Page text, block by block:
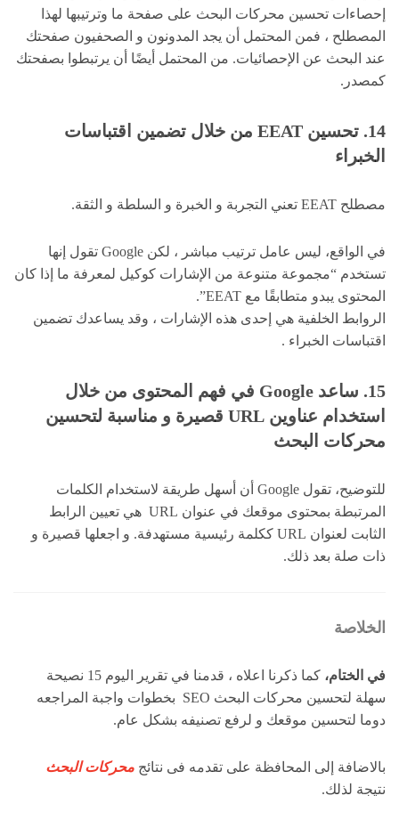
إحصاءات تحسين محركات البحث على صفحة ما وترتيبها لهذا
المصطلح ، فمن المحتمل أن يجد المدونون و الصحفيون صفحتك
عند البحث عن الإحصائيات. من المحتمل أيضًا أن يرتبطوا بصفحتك
كمصدر.
14. تحسين EEAT من خلال تضمين اقتباسات
الخبراء
مصطلح EEAT تعني التجربة و الخبرة و السلطة و الثقة.
في الواقع، ليس عامل ترتيب مباشر ، لكن Google تقول إنها
تستخدم “مجموعة متنوعة من الإشارات كوكيل لمعرفة ما إذا كان
المحتوى يبدو متطابقًا مع EEAT”.
الروابط الخلفية هي إحدى هذه الإشارات ، وقد يساعدك تضمين
اقتباسات الخبراء .
15. ساعد Google في فهم المحتوى من خلال
استخدام عناوين URL قصيرة و مناسبة لتحسين
محركات البحث
للتوضيح، تقول Google أن أسهل طريقة لاستخدام الكلمات
المرتبطة بمحتوى موقعك في عنوان URL هي تعيين الرابط
الثابت لعنوان URL ككلمة رئيسية مستهدفة. و اجعلها قصيرة و
ذات صلة بعد ذلك.
الخلاصة
في الختام،
كما ذكرنا اعلاه ، قدمنا في تقرير اليوم 15 نصيحة
سهلة لتحسين محركات البحث SEO بخطوات واجبة المراجعه
دوما لتحسين موقعك و لرفع تصنيفه بشكل عام.
بالاضافة إلى المحافظة على تقدمه فى نتائج محركات البحث
نتيجة لذلك.